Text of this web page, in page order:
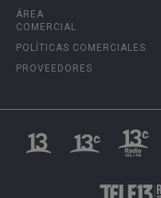
ÁREA
COMERCIAL
POLÍTICAS COMERCIALES
PROVEEDORES